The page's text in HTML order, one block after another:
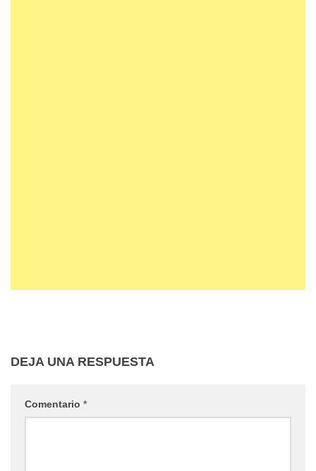
DEJA UNA RESPUESTA
Comentario *